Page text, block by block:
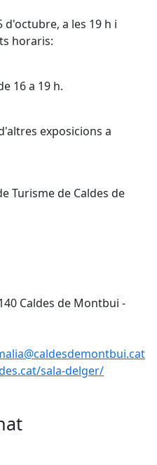
a les 19 h i
horaris:
16 a 19 h.
exposicions a
Turisme de Caldes de
Caldes de Montbui -
sala-delger/